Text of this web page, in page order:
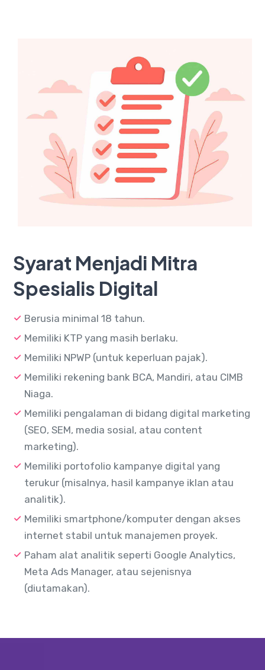
Syarat Menjadi Mitra
Spesialis Digital
Berusia minimal 18 tahun.
Memiliki KTP yang masih berlaku.
Memiliki NPWP (untuk keperluan pajak).
Memiliki rekening bank BCA, Mandiri, atau CIMB
Niaga.
Memiliki pengalaman di bidang digital marketing
(SEO, SEM, media sosial, atau content
marketing).
Memiliki portofolio kampanye digital yang
terukur (misalnya, hasil kampanye iklan atau
analitik).
Memiliki smartphone/komputer dengan akses
internet stabil untuk manajemen proyek.
Paham alat analitik seperti Google Analytics,
Meta Ads Manager, atau sejenisnya
(diutamakan).